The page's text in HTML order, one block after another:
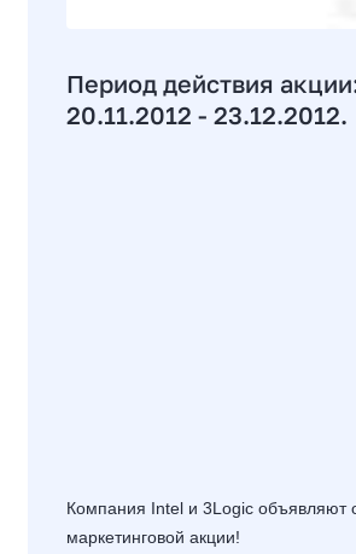
Период действия
20.11.2012 - 23.12.2012.
Компания Intel и 3Logic объявляют
маркетинговой акции!